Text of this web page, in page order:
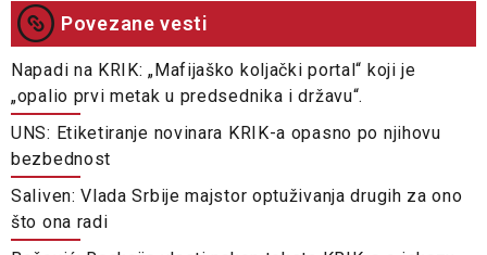
Povezane vesti
Napadi na KRIK: „Mafijaško koljački portal“ koji je
„opalio prvi metak u predsednika i državu“.
UNS: Etiketiranje novinara KRIK-a opasno po njihovu
bezbednost
Saliven: Vlada Srbije majstor optuživanja drugih za ono
što ona radi